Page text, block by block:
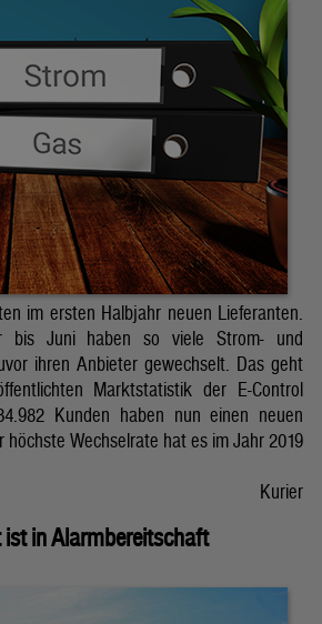
im ersten Halbjahr neuen Lieferanten.
bis Juni haben so viele Strom- und
ihren Anbieter gewechselt. Das geht
Marktstatistik der E-Control
Kunden haben nun einen neuen
höchste Wechselrate hat es im Jahr 2019
Kurier
in Alarmbereitschaft